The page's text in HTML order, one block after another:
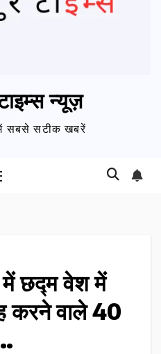
न्यूज़
सबसे सटीक खबरें
छद्म वेश में
करने वाले 40